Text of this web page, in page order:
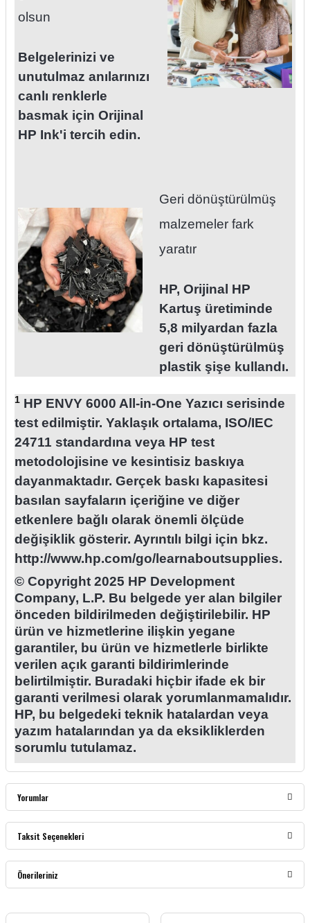
olsun
Belgelerinizi ve
unutulmaz anılarınızı
canlı renklerle
basmak için Orijinal
HP Ink'i tercih edin.
Geri dönüştürülmüş
malzemeler fark
yaratır
HP, Orijinal HP
Kartuş üretiminde
5,8 milyardan fazla
geri dönüştürülmüş
plastik şişe kullandı.
1 HP ENVY 6000 All-in-One Yazıcı serisinde
test edilmiştir. Yaklaşık ortalama, ISO/IEC
24711 standardına veya HP test
metodolojisine ve kesintisiz baskıya
dayanmaktadır. Gerçek baskı kapasitesi
basılan sayfaların içeriğine ve diğer
etkenlere bağlı olarak önemli ölçüde
değişiklik gösterir. Ayrıntılı bilgi için bkz.
http://www.hp.com/go/learnaboutsupplies.
© Copyright 2025 HP Development
Company, L.P. Bu belgede yer alan bilgiler
önceden bildirilmeden değiştirilebilir. HP
ürün ve hizmetlerine ilişkin yegane
garantiler, bu ürün ve hizmetlerle birlikte
verilen açık garanti bildirimlerinde
belirtilmiştir. Buradaki hiçbir ifade ek bir
garanti verilmesi olarak yorumlanmamalıdır.
HP, bu belgedeki teknik hatalardan veya
yazım hatalarından ya da eksikliklerden
sorumlu tutulamaz.
Yorumlar
Bu ürüne ilk yorumu siz yapın!
Taksit Seçenekleri
Önerileriniz
Bu ürünün fiyat bilgisi, resim, ürün açıklamalarında ve diğer konularda yetersiz